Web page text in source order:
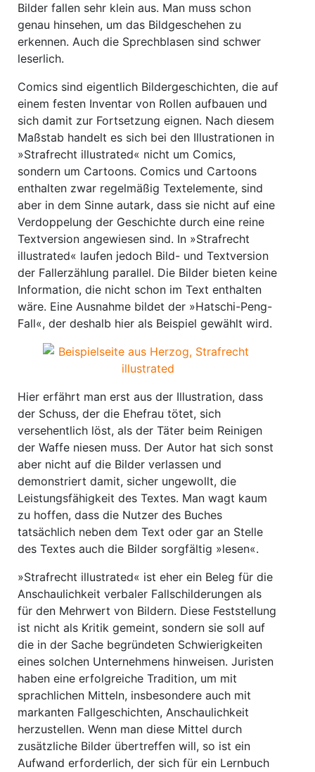
Bilder fallen sehr klein aus. Man muss schon
genau hinsehen, um das Bildgeschehen zu
erkennen. Auch die Sprechblasen sind schwer
leserlich.
Comics sind eigentlich Bildergeschichten, die auf
einem festen Inventar von Rollen aufbauen und
sich damit zur Fortsetzung eignen. Nach diesem
Maßstab handelt es sich bei den Illustrationen in
»Strafrecht illustrated« nicht um Comics,
sondern um Cartoons. Comics und Cartoons
enthalten zwar regelmäßig Textelemente, sind
aber in dem Sinne autark, dass sie nicht auf eine
Verdoppelung der Geschichte durch eine reine
Textversion angewiesen sind. In »Strafrecht
illustrated« laufen jedoch Bild- und Textversion
der Fallerzählung parallel. Die Bilder bieten keine
Information, die nicht schon im Text enthalten
wäre. Eine Ausnahme bildet der »Hatschi-Peng-
Fall«, der deshalb hier als Beispiel gewählt wird.
Hier erfährt man erst aus der Illustration, dass
der Schuss, der die Ehefrau tötet, sich
versehentlich löst, als der Täter beim Reinigen
der Waffe niesen muss. Der Autor hat sich sonst
aber nicht auf die Bilder verlassen und
demonstriert damit, sicher ungewollt, die
Leistungsfähigkeit des Textes. Man wagt kaum
zu hoffen, dass die Nutzer des Buches
tatsächlich neben dem Text oder gar an Stelle
des Textes auch die Bilder sorgfältig »lesen«.
»Strafrecht illustrated« ist eher ein Beleg für die
Anschaulichkeit verbaler Fallschilderungen als
für den Mehrwert von Bildern. Diese Feststellung
ist nicht als Kritik gemeint, sondern sie soll auf
die in der Sache begründeten Schwierigkeiten
eines solchen Unternehmens hinweisen. Juristen
haben eine erfolgreiche Tradition, um mit
sprachlichen Mitteln, insbesondere auch mit
markanten Fallgeschichten, Anschaulichkeit
herzustellen. Wenn man diese Mittel durch
zusätzliche Bilder übertreffen will, so ist ein
Aufwand erforderlich, der sich für ein Lernbuch